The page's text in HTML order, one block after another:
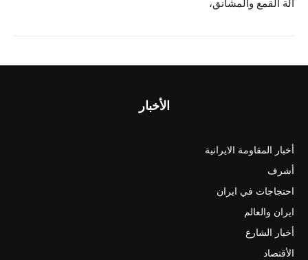
آلة القمع والمشانق،
الأخبار
أخبار المقاومة الايرانية
أشرف
احتجاجات في ايران
ايران والعالم
أخبار الشارع
الأقتصاد